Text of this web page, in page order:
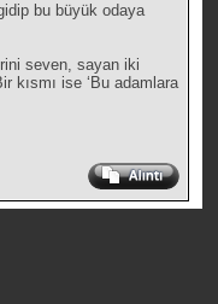
bu büyük odaya
seven, sayan iki
kısmı ise ‘Bu adamlara